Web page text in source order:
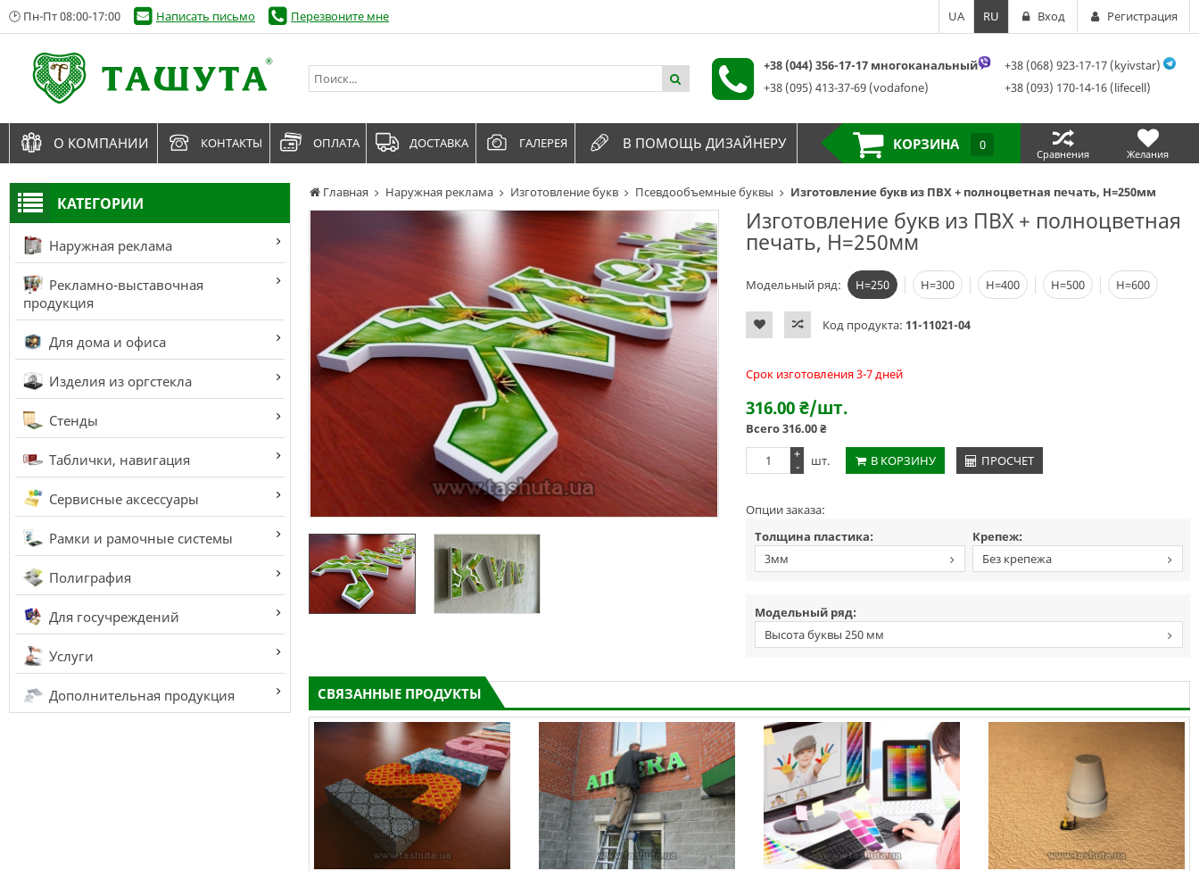
КАТЕГОРИИ
Наружная реклама
Рекламно-выставочная
продукция
Для дома и офиса
Изделия из оргстекла
Стенды
Таблички, навигация
Сервисные аксессуары
Рамки и рамочные системы
Полиграфия
Для госучреждений
Услуги
Дополнительная продукция
Главная Наружная реклама Изготовление букв Псевдообъемные буквы Изготовление букв из ПВХ + полноцветная печать, H=250мм
Изготовление букв из ПВХ + полноцветная
печать, H=250мм
Модельный ряд: Н=250 Н=300 Н=400 Н=500 Н=600
Код продукта: 11-11021-04
Срок изготовления 3-7 дней
316.00₴/шт.
Всего316.00₴
+
-
шт. В КОРЗИНУ ПРОСЧЕТ
Опции заказа:
Толщина пластика:
3мм
Крепеж:
Без крепежа
Модельный ряд:
Высота буквы 250 мм
СВЯЗАННЫЕ ПРОДУКТЫ
🕑 Пн-Пт 08:00-17:00 Написать письмо Перезвоните мне UA RU Вход Регистрация
+38 (044) 356-17-17 многоканальный
+38 (095) 413-37-69 (vodafone)
+38 (068) 923-17-17 (kyivstar)
+38 (093) 170-14-16 (lifecell)
О КОМПАНИИ КОНТАКТЫ ОПЛАТА ДОСТАВКА ГАЛЕРЕЯ В ПОМОЩЬ ДИЗАЙНЕРУ КОРЗИНА 0
Сравнения Желания